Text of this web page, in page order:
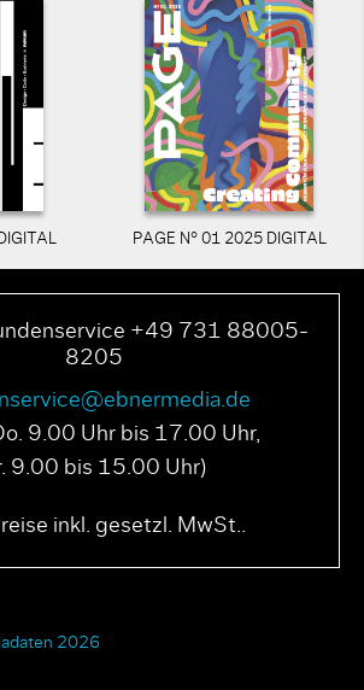
PAGE N° 01 2025 DIGITAL
+49 731 88005-
8205
9.00 Uhr bis 17.00 Uhr,
9.00 bis 15.00 Uhr)
inkl. gesetzl. MwSt..
2026